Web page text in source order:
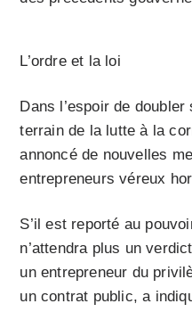
L’ordre et la loi
Dans l’espoir de
terrain de la lutte à la
annoncé de nouvelles
entrepreneurs véreux
S’il est reporté au
n’attendra plus un
un entrepreneur du
un contrat public, a